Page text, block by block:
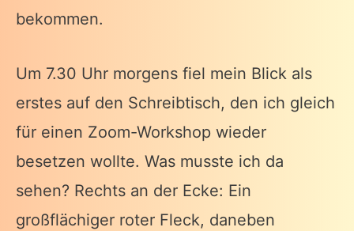
bekommen.
Um 7.30 Uhr morgens fiel mein Blick als
erstes auf den Schreibtisch, den ich gleich
für einen Zoom-Workshop wieder
besetzen wollte. Was musste ich da
sehen? Rechts an der Ecke: Ein
großflächiger roter Fleck, daneben